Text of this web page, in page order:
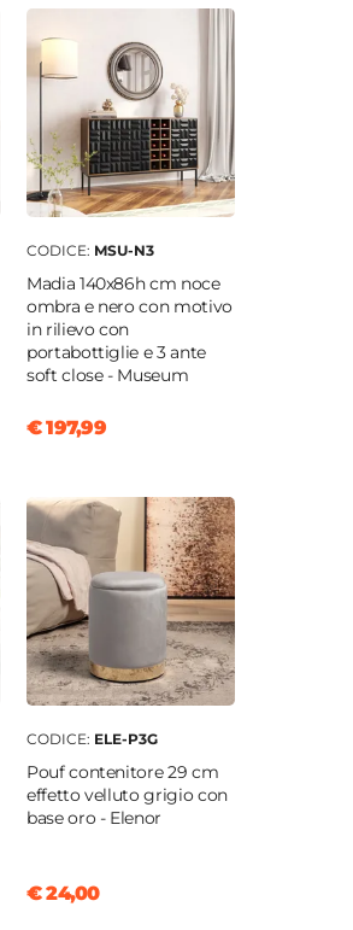
CODICE: MSU-N3
Madia 140x86h cm noce
ombra e nero con motivo
in rilievo con
portabottiglie e 3 ante
soft close - Museum
€ 197,99
CODICE: ELE-P3G
Pouf contenitore 29 cm
effetto velluto grigio con
base oro - Elenor
€ 24,00